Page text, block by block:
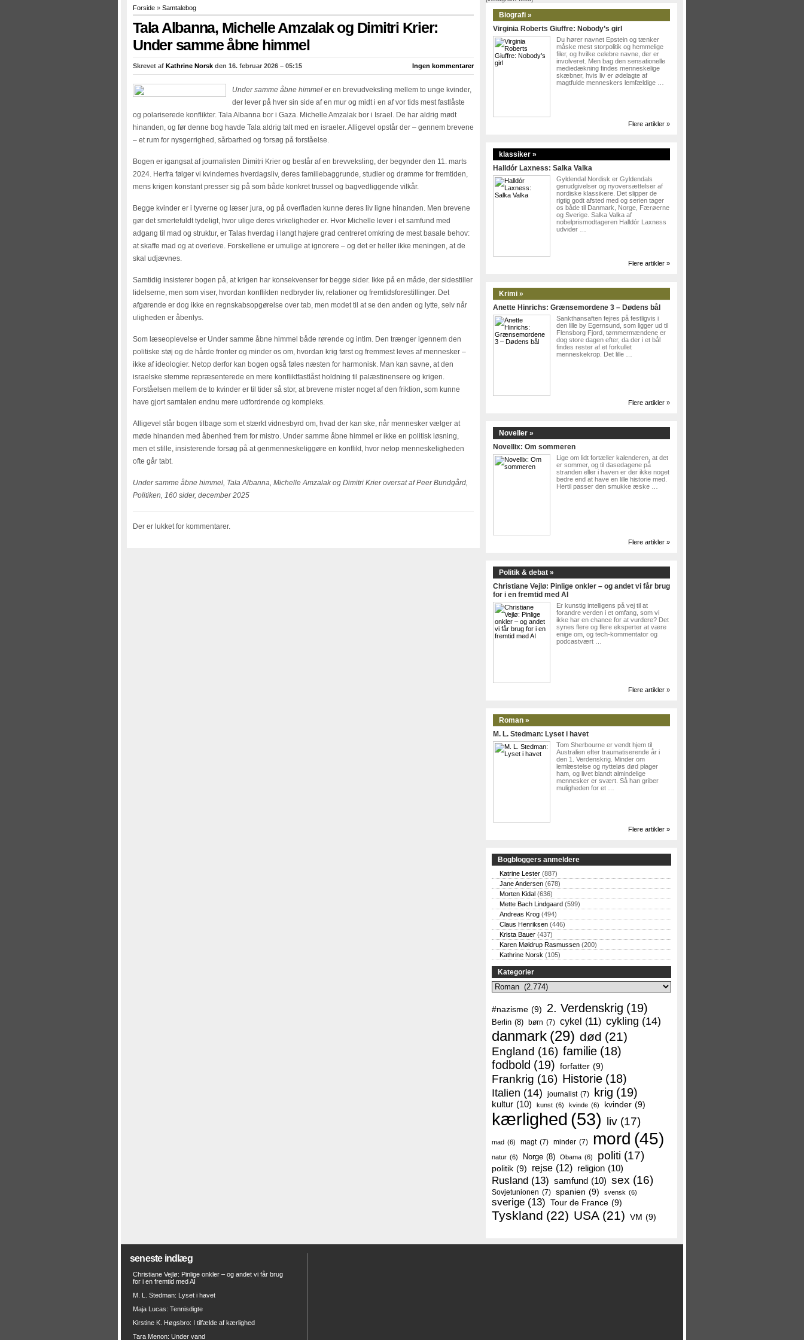
Forside » Samtalebog
Tala Albanna, Michelle Amzalak og Dimitri Krier:
Under samme åbne himmel
Skrevet af Kathrine Norsk den 16. februar 2026 – 05:15 Ingen kommentarer
Under samme åbne himmel er en brevudveksling mellem to unge kvinder,
der lever på hver sin side af en mur og midt i en af vor tids mest fastlåste
og polariserede konflikter. Tala Albanna bor i Gaza. Michelle Amzalak bor i Israel. De har aldrig mødt
hinanden, og før denne bog havde Tala aldrig talt med en israeler. Alligevel opstår der – gennem brevene
– et rum for nysgerrighed, sårbarhed og forsøg på forståelse.
Bogen er igangsat af journalisten Dimitri Krier og består af en brevveksling, der begynder den 11. marts
2024. Herfra følger vi kvindernes hverdagsliv, deres familiebaggrunde, studier og drømme for fremtiden,
mens krigen konstant presser sig på som både konkret trussel og bagvedliggende vilkår.
Begge kvinder er i tyverne og læser jura, og på overfladen kunne deres liv ligne hinanden. Men brevene
gør det smertefuldt tydeligt, hvor ulige deres virkeligheder er. Hvor Michelle lever i et samfund med
adgang til mad og struktur, er Talas hverdag i langt højere grad centreret omkring de mest basale behov:
at skaffe mad og at overleve. Forskellene er umulige at ignorere – og det er heller ikke meningen, at de
skal udjævnes.
Samtidig insisterer bogen på, at krigen har konsekvenser for begge sider. Ikke på en måde, der sidestiller
lidelserne, men som viser, hvordan konflikten nedbryder liv, relationer og fremtidsforestillinger. Det
afgørende er dog ikke en regnskabsopgørelse over tab, men modet til at se den anden og lytte, selv når
uligheden er åbenlys.
Som læseoplevelse er Under samme åbne himmel både rørende og intim. Den trænger igennem den
politiske støj og de hårde fronter og minder os om, hvordan krig først og fremmest leves af mennesker –
ikke af ideologier. Netop derfor kan bogen også føles næsten for harmonisk. Man kan savne, at den
israelske stemme repræsenterede en mere konfliktfastlåst holdning til palæstinensere og krigen.
Forståelsen mellem de to kvinder er til tider så stor, at brevene mister noget af den friktion, som kunne
have gjort samtalen endnu mere udfordrende og kompleks.
Alligevel står bogen tilbage som et stærkt vidnesbyrd om, hvad der kan ske, når mennesker vælger at
møde hinanden med åbenhed frem for mistro. Under samme åbne himmel er ikke en politisk løsning,
men et stille, insisterende forsøg på at genmenneskeliggøre en konflikt, hvor netop menneskeligheden
ofte går tabt.
Under samme åbne himmel, Tala Albanna, Michelle Amzalak og Dimitri Krier oversat af Peer Bundgård,
Politiken, 160 sider, december 2025
Der er lukket for kommentarer.
Biografi »
Virginia Roberts Giuffre: Nobody’s girl
Du hører navnet Epstein og tænker
måske mest storpolitik og hemmelige
filer, og hvilke celebre navne, der er
involveret. Men bag den sensationelle
mediedækning findes menneskelige
skæbner, hvis liv er ødelagte af
magtfulde menneskers lemfældige …
Flere artikler »
klassiker »
Halldór Laxness: Salka Valka
Gyldendal Nordisk er Gyldendals
genudgivelser og nyoversættelser af
nordiske klassikere. Det slipper de
rigtig godt afsted med og serien tager
os både til Danmark, Norge, Færøerne
og Sverige. Salka Valka af
nobelprismodtageren Halldór Laxness
udvider …
Flere artikler »
Krimi »
Anette Hinrichs: Grænsemordene 3 – Dødens bål
Sankthansaften fejres på festligvis i
den lille by Egernsund, som ligger ud til
Flensborg Fjord, tømmermændene er
dog store dagen efter, da der i et bål
findes rester af et forkullet
menneskekrop. Det lille …
Flere artikler »
Noveller »
Novellix: Om sommeren
Lige om lidt fortæller kalenderen, at det
er sommer, og til dasedagene på
stranden eller i haven er der ikke noget
bedre end at have en lille historie med.
Hertil passer den smukke æske …
Flere artikler »
Politik & debat »
Christiane Vejlø: Pinlige onkler – og andet vi får brug
for i en fremtid med AI
Er kunstig intelligens på vej til at
forandre verden i et omfang, som vi
ikke har en chance for at vurdere? Det
synes flere og flere eksperter at være
enige om, og tech-kommentator og
podcastvært …
Flere artikler »
Roman »
M. L. Stedman: Lyset i havet
Tom Sherbourne er vendt hjem til
Australien efter traumatiserende år i
den 1. Verdenskrig. Minder om
lemlæstelse og nytteløs død plager
ham, og livet blandt almindelige
mennesker er svært. Så han griber
muligheden for et …
Flere artikler »
Bogbloggers anmeldere
Katrine Lester (887)
Jane Andersen (678)
Morten Kidal (636)
Mette Bach Lindgaard (599)
Andreas Krog (494)
Claus Henriksen (446)
Krista Bauer (437)
Karen Møldrup Rasmussen (200)
Kathrine Norsk (105)
Kategorier
Kategorier
#nazisme (9) 2. Verdenskrig (19)
Berlin (8) børn (7) cykel (11) cykling (14)
danmark (29) død (21)
England (16) familie (18)
fodbold (19) forfatter (9)
Frankrig (16) Historie (18)
Italien (14) journalist (7) krig (19)
kultur (10) kunst (6) kvinde (6) kvinder (9)
kærlighed (53) liv (17)
mad (6) magt (7) minder (7) mord (45)
natur (6) Norge (8) Obama (6) politi (17)
politik (9) rejse (12) religion (10)
Rusland (13) samfund (10) sex (16)
Sovjetunionen (7) spanien (9) svensk (6)
sverige (13) Tour de France (9)
Tyskland (22) USA (21) VM (9)
seneste indlæg
Christiane Vejlø: Pinlige onkler – og andet vi får brug
for i en fremtid med AI
M. L. Stedman: Lyset i havet
Maja Lucas: Tennisdigte
Kirstine K. Høgsbro: I tilfælde af kærlighed
Tara Menon: Under vand